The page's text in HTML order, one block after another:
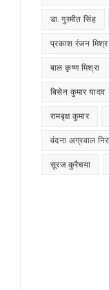
डा. गुरमीत सिंह
प्रकाश रंजन मिश्र
बाल कृष्ण मिश्रा
बिसेन कुमार यादव
रामबृक्ष कुमार
वंदना अग्रवाल
सूरज कुरैचया